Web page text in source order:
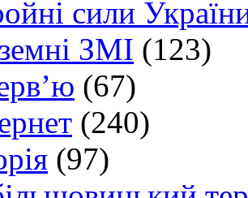
сили
ЗМІ (123)
(67)
(240)
(97)